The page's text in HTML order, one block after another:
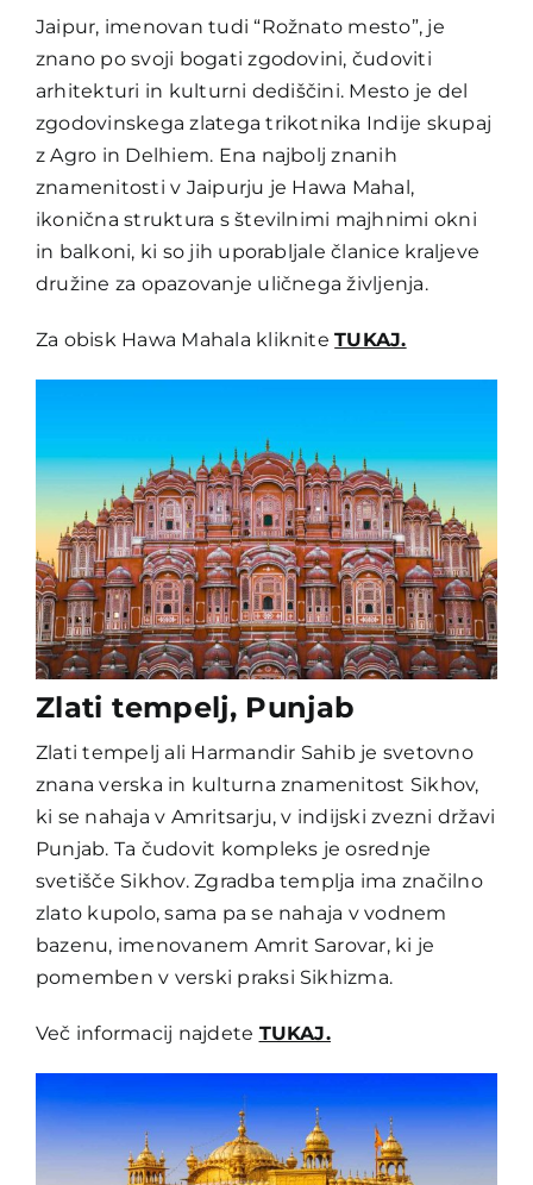
Jaipur, imenovan tudi “Rožnato mesto”, je
znano po svoji bogati zgodovini, čudoviti
arhitekturi in kulturni dediščini. Mesto je del
zgodovinskega zlatega trikotnika Indije skupaj
z Agro in Delhiem. Ena najbolj znanih
znamenitosti v Jaipurju je Hawa Mahal,
ikonična struktura s številnimi majhnimi okni
in balkoni, ki so jih uporabljale članice kraljeve
družine za opazovanje uličnega življenja.
Za obisk Hawa Mahala klikniteTUKAJ.
Zlati tempelj, Punjab
Zlati tempelj ali Harmandir Sahib je svetovno
znana verska in kulturna znamenitost Sikhov,
ki se nahaja v Amritsarju, v indijski zvezni državi
Punjab. Ta čudovit kompleks je osrednje
svetišče Sikhov. Zgradba templja ima značilno
zlato kupolo, sama pa se nahaja v vodnem
bazenu, imenovanem Amrit Sarovar, ki je
pomemben v verski praksi Sikhizma.
Več informacij najdete TUKAJ.